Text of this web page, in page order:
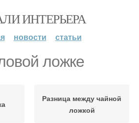
ИНТЕРЬЕРА
новости статьи
ложке
Разница между чайной
ложкой